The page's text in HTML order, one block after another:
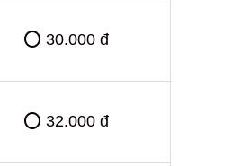
⭕ 30.000 đ
⭕ 32.000 đ